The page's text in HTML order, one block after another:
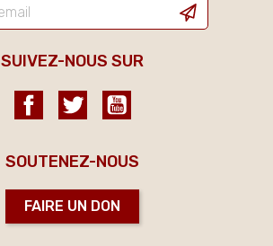
SUIVEZ-NOUS SUR
FacebookTwitter
SOUTENEZ-NOUS
FAIRE UN DON